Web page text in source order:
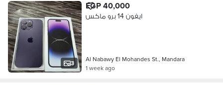
3
EGP 40,000
ايفون 14 برو ماكس
Al Nabawy El Mohandes St., Mandara
1 week ago